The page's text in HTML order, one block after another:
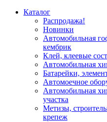
Каталог
Распродажа!
Новинки
Автомобильная
кембрик
Клей, клеевые
Автомобильная
Батарейки,
Автомоечное
Автомобильная
участка
Метизы,
крепеж